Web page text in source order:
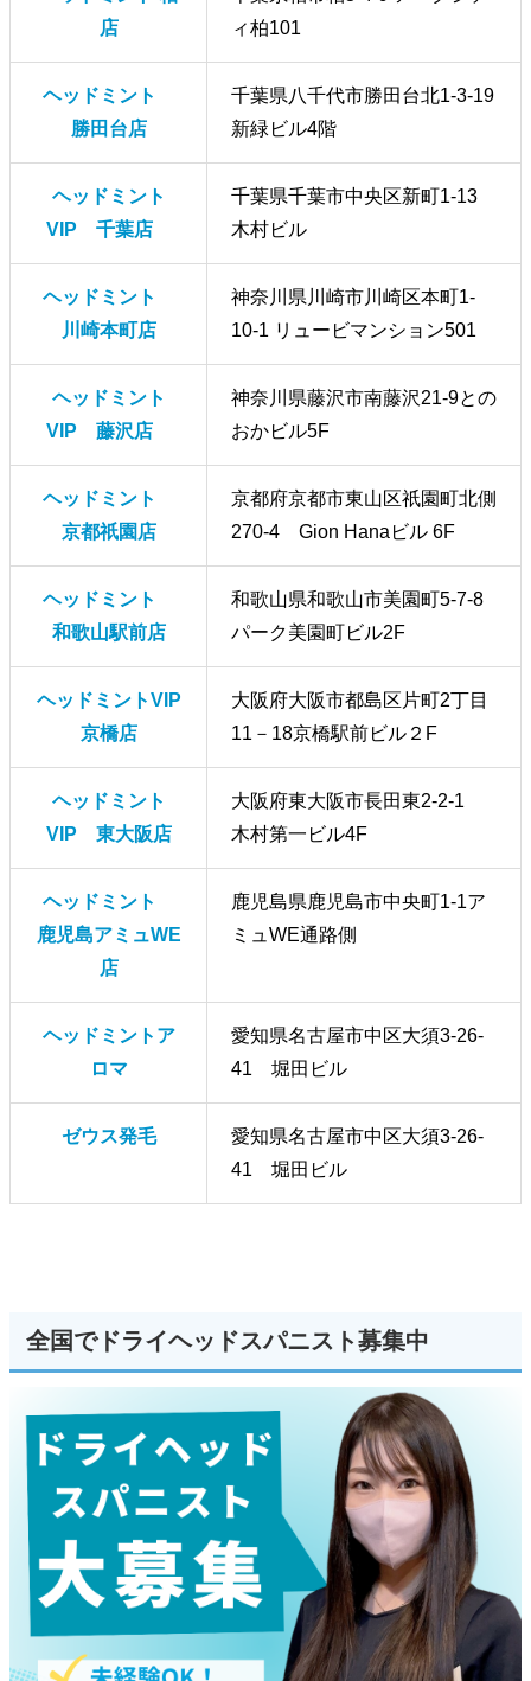
店
ィ柏101
ヘッドミント
勝田台店
千葉県八千代市勝田台北1-3-19
新緑ビル4階
ヘッドミント
VIP 千葉店
千葉県千葉市中央区新町1-13
木村ビル
ヘッドミント
川崎本町店
神奈川県川崎市川崎区本町1-
10-1 リュービマンション501
ヘッドミント
VIP 藤沢店
神奈川県藤沢市南藤沢21-9との
おかビル5F
ヘッドミント
京都祇園店
京都府京都市東山区祇園町北側
270-4 Gion Hanaビル 6F
ヘッドミント
和歌山駅前店
和歌山県和歌山市美園町5-7-8
パーク美園町ビル2F
ヘッドミントVIP
京橋店
大阪府大阪市都島区片町2丁目
11－18京橋駅前ビル２F
ヘッドミント
VIP 東大阪店
大阪府東大阪市長田東2-2‐1
木村第一ビル4F
ヘッドミント
鹿児島アミュWE
店
鹿児島県鹿児島市中央町1-1ア
ミュWE通路側
ヘッドミントア
ロマ
愛知県名古屋市中区大須3-26-
41 堀田ビル
ゼウス発毛
愛知県名古屋市中区大須3-26-
41 堀田ビル
全国でドライヘッドスパニスト募集中